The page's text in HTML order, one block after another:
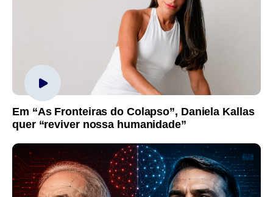
Em “As Fronteiras do Colapso”, Daniela Kallas
quer “reviver nossa humanidade”